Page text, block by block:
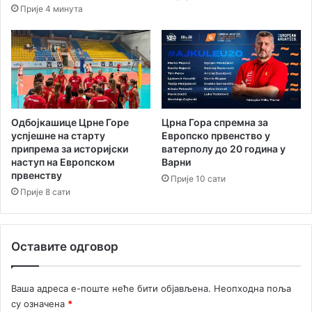
а
ч
к
о
м
м
и
т
и
н
г
у
"
Ч
у
к
о
з
о
р
и
ш
т
е
–
о
т
в
о
3
0
Х
А
Прије 4 минута
Одбојкашице Црне Горе
успјешне на старту
припрема за историјски
наступ на Европском
првенству
Прије 8 сати
Црна Гора спремна за
Европско првенство у
ватерполу до 20 година у
Варни
Прије 10 сати
Оставите одговор
Ваша адреса е-поште неће бити објављена. Неопходна поља
су означена *